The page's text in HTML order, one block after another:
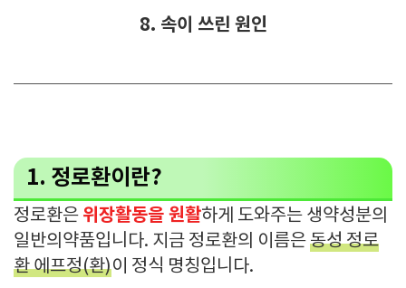
8. 속이 쓰린 원인
1. 정로환이란?
정로환은 위장활동을 원활하게 도와주는 생약성분의
일반의약품입니다. 지금 정로환의 이름은동성 정로
환 에프정(환)이 정식 명칭입니다.